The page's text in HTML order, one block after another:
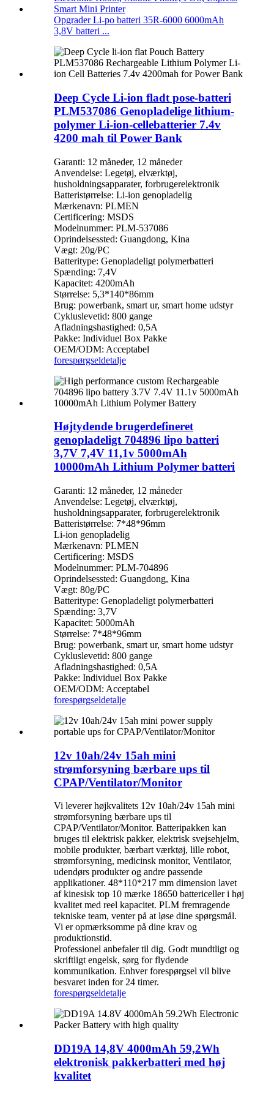
Opgrader Li-po batteri 35R-6000 6000mAh
3,8V batteri ...
Deep Cycle Li-ion fladt pose-batteri
PLM537086 Genopladelige lithium-
polymer Li-ion-cellebatterier 7.4v
4200 mah til Power Bank
Garanti: 12 måneder, 12 måneder
Anvendelse: Legetøj, elværktøj,
husholdningsapparater, forbrugerelektronik
Batteristørrelse: Li-ion genopladelig
Mærkenavn: PLMEN
Certificering: MSDS
Modelnummer: PLM-537086
Oprindelsessted: Guangdong, Kina
Vægt: 20g/PC
Batteritype: Genopladeligt polymerbatteri
Spænding: 7,4V
Kapacitet: 4200mAh
Størrelse: 5,3*140*86mm
Brug: powerbank, smart ur, smart home udstyr
Cykluslevetid: 800 gange
Afladningshastighed: 0,5A
Pakke: Individuel Box Pakke
OEM/ODM: Acceptabel
forespørgseldetalje
Højtydende brugerdefineret
genopladeligt 704896 lipo batteri
3,7V 7,4V 11,1v 5000mAh
10000mAh Lithium Polymer batteri
Garanti: 12 måneder, 12 måneder
Anvendelse: Legetøj, elværktøj,
husholdningsapparater, forbrugerelektronik
Batteristørrelse: 7*48*96mm
Li-ion genopladelig
Mærkenavn: PLMEN
Certificering: MSDS
Modelnummer: PLM-704896
Oprindelsessted: Guangdong, Kina
Vægt: 80g/PC
Batteritype: Genopladeligt polymerbatteri
Spænding: 3,7V
Kapacitet: 5000mAh
Størrelse: 7*48*96mm
Brug: powerbank, smart ur, smart home udstyr
Cykluslevetid: 800 gange
Afladningshastighed: 0,5A
Pakke: Individuel Box Pakke
OEM/ODM: Acceptabel
forespørgseldetalje
12v 10ah/24v 15ah mini
strømforsyning bærbare ups til
CPAP/Ventilator/Monitor
Vi leverer højkvalitets 12v 10ah/24v 15ah mini
strømforsyning bærbare ups til
CPAP/Ventilator/Monitor. Batteripakken kan
bruges til elektrisk pakker, elektrisk svejsehjelm,
mobile produkter, bærbart værktøj, lille robot,
strømforsyning, medicinsk monitor, Ventilator,
udendørs produkter og andre passende
applikationer. 48*110*217 mm dimension lavet
af kinesisk top 10 mærke 18650 battericeller i høj
kvalitet med reel kapacitet. PLM fremragende
tekniske team, venter på at løse dine spørgsmål.
Vi er opmærksomme på dine krav og
produktionstid.
Professionel anbefaler til dig. Godt mundtligt og
skriftligt engelsk, sørg for flydende
kommunikation. Enhver forespørgsel vil blive
besvaret inden for 24 timer.
forespørgseldetalje
DD19A 14,8V 4000mAh 59,2Wh
elektronisk pakkerbatteri med høj
kvalitet